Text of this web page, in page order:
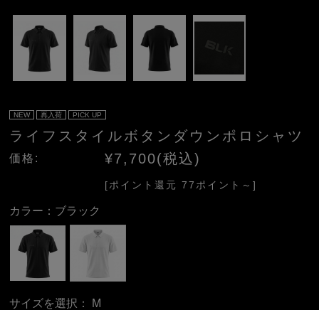
NEW 再入荷 PICK UP
ライフスタイルボタンダウンポロシャツ
価格: ¥7,700(税込)
[ポイント還元 77ポイント～]
カラー： ブラック
サイズを選択： M